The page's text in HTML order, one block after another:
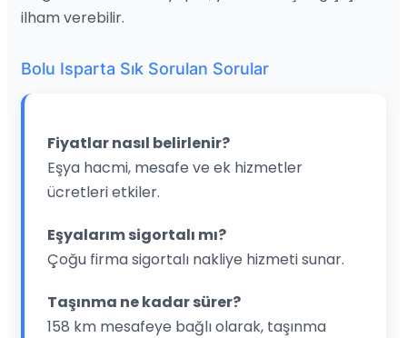
ilham verebilir.
Bolu Isparta Sık Sorulan Sorular
Fiyatlar nasıl belirlenir?
Eşya hacmi, mesafe ve ek hizmetler
ücretleri etkiler.
Eşyalarım sigortalı mı?
Çoğu firma sigortalı nakliye hizmeti sunar.
Taşınma ne kadar sürer?
158 km mesafeye bağlı olarak, taşınma